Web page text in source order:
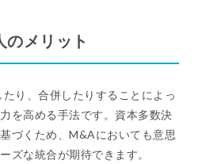
のメリット
り、合併したりすることによっ
を高める手法です。資本多数決
づくため、M&Aにおいても意思
ズな統合が期待できます。